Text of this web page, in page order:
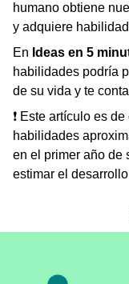
humano obtiene
y adquiere
En Ideas en 5
habilidades podría
de su vida y te
❗ Este artículo es
habilidades
en el primer año de
estimar el